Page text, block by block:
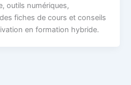
outils numériques,
fiches de cours et conseils
en formation hybride.